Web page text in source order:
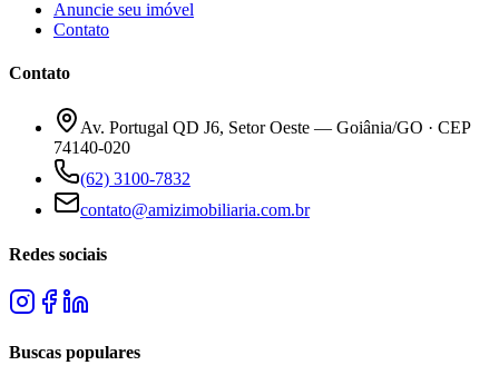
Anuncie seu imóvel
Contato
Contato
Av. Portugal QD J6, Setor Oeste — Goiânia/GO · CEP
74140-020
(62) 3100-7832
contato@amizimobiliaria.com.br
Redes sociais
Buscas populares